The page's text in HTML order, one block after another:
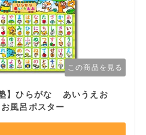
この商品を見る
塾】ひらがな あいうえお
風呂ポスター